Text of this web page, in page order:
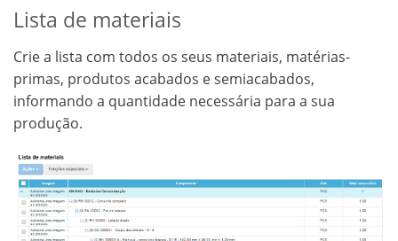
Lista de materiais
Crie a lista com todos os seus materiais, matérias-
primas, produtos acabados e semiacabados,
informando a quantidade necessária para a sua
produção.